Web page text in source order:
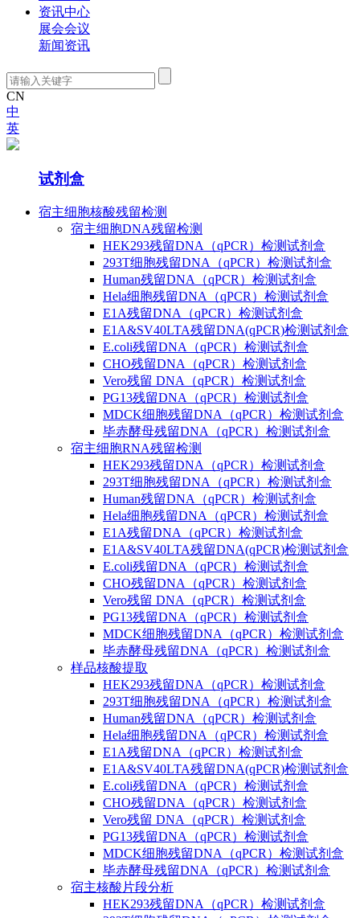
资讯中心
展会会议
新闻资讯
CN
中
英
试剂盒
宿主细胞核酸残留检测
宿主细胞DNA残留检测
HEK293残留DNA（qPCR）检测试剂盒
293T细胞残留DNA（qPCR）检测试剂盒
Human残留DNA（qPCR）检测试剂盒
Hela细胞残留DNA（qPCR）检测试剂盒
E1A残留DNA（qPCR）检测试剂盒
E1A&SV40LTA残留DNA(qPCR)检测试剂盒
E.coli残留DNA（qPCR）检测试剂盒
CHO残留DNA（qPCR）检测试剂盒
Vero残留 DNA（qPCR）检测试剂盒
PG13残留DNA（qPCR）检测试剂盒
MDCK细胞残留DNA（qPCR）检测试剂盒
毕赤酵母残留DNA（qPCR）检测试剂盒
宿主细胞RNA残留检测
HEK293残留DNA（qPCR）检测试剂盒
293T细胞残留DNA（qPCR）检测试剂盒
Human残留DNA（qPCR）检测试剂盒
Hela细胞残留DNA（qPCR）检测试剂盒
E1A残留DNA（qPCR）检测试剂盒
E1A&SV40LTA残留DNA(qPCR)检测试剂盒
E.coli残留DNA（qPCR）检测试剂盒
CHO残留DNA（qPCR）检测试剂盒
Vero残留 DNA（qPCR）检测试剂盒
PG13残留DNA（qPCR）检测试剂盒
MDCK细胞残留DNA（qPCR）检测试剂盒
毕赤酵母残留DNA（qPCR）检测试剂盒
样品核酸提取
HEK293残留DNA（qPCR）检测试剂盒
293T细胞残留DNA（qPCR）检测试剂盒
Human残留DNA（qPCR）检测试剂盒
Hela细胞残留DNA（qPCR）检测试剂盒
E1A残留DNA（qPCR）检测试剂盒
E1A&SV40LTA残留DNA(qPCR)检测试剂盒
E.coli残留DNA（qPCR）检测试剂盒
CHO残留DNA（qPCR）检测试剂盒
Vero残留 DNA（qPCR）检测试剂盒
PG13残留DNA（qPCR）检测试剂盒
MDCK细胞残留DNA（qPCR）检测试剂盒
毕赤酵母残留DNA（qPCR）检测试剂盒
宿主核酸片段分析
HEK293残留DNA（qPCR）检测试剂盒